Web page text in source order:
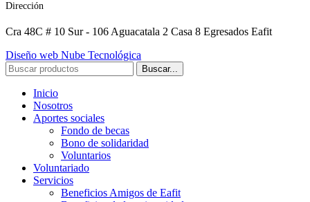
Dirección
Cra 48C # 10 Sur - 106 Aguacatala 2 Casa 8 Egresados Eafit
Diseño web Nube Tecnológica
Buscar...
Inicio
Nosotros
Aportes sociales
Fondo de becas
Bono de solidaridad
Voluntarios
Voluntariado
Servicios
Beneficios Amigos de Eafit